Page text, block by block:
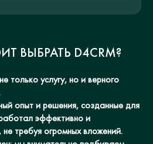
ВЫБРАТЬ D4CRM?
только услугу, но и верного
опыт и решения, созданные для
эффективно и
требуя огромных вложений.